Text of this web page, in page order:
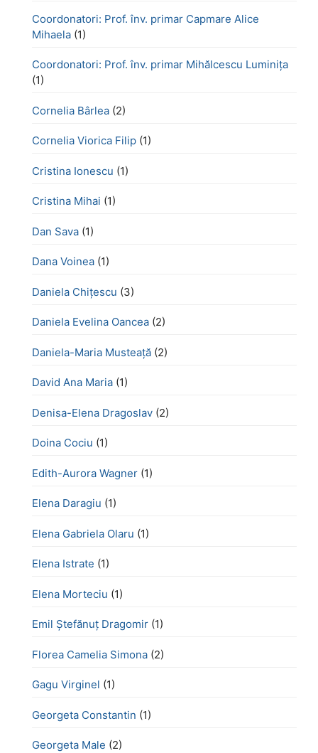
Coordonatori: Prof. înv. primar Capmare Alice
Mihaela (1)
Coordonatori: Prof. înv. primar Mihălcescu Luminița
(1)
Cornelia Bârlea (2)
Cornelia Viorica Filip (1)
Cristina Ionescu (1)
Cristina Mihai (1)
Dan Sava (1)
Dana Voinea (1)
Daniela Chițescu (3)
Daniela Evelina Oancea (2)
Daniela-Maria Musteață (2)
David Ana Maria (1)
Denisa-Elena Dragoslav (2)
Doina Cociu (1)
Edith-Aurora Wagner (1)
Elena Daragiu (1)
Elena Gabriela Olaru (1)
Elena Istrate (1)
Elena Morteciu (1)
Emil Ștefănuț Dragomir (1)
Florea Camelia Simona (2)
Gagu Virginel (1)
Georgeta Constantin (1)
Georgeta Male (2)